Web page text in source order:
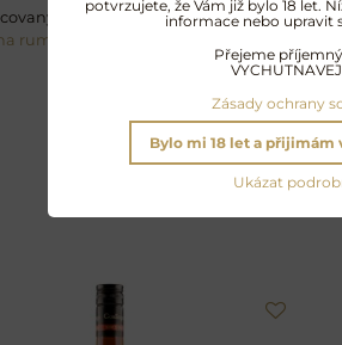
křišťál od Moseru uspokojí i ty
rum
Další
potvrzujete, že Vám již bylo 18 let.
informace nebo upravit
Přejeme
Zásady ochrany
Ukázat
Bylo mi 18 let a přijimám